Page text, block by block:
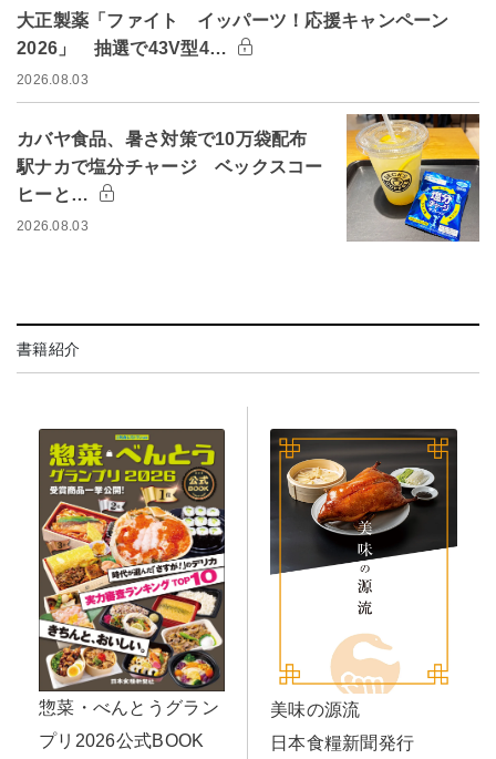
大正製薬「ファイト イッパーツ！応援キャンペーン
2026」 抽選で43V型4…
2026.08.03
カバヤ食品、暑さ対策で10万袋配布
駅ナカで塩分チャージ ベックスコー
ヒーと…
2026.08.03
書籍紹介
惣菜・べんとうグラン
プリ2026公式BOOK
美味の源流
日本食糧新聞発行